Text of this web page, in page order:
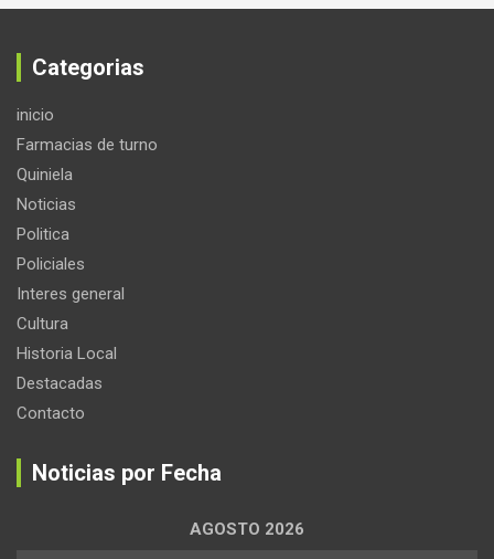
Categorias
inicio
Farmacias de turno
Quiniela
Noticias
Politica
Policiales
Interes general
Cultura
Historia Local
Destacadas
Contacto
Noticias por Fecha
AGOSTO 2026